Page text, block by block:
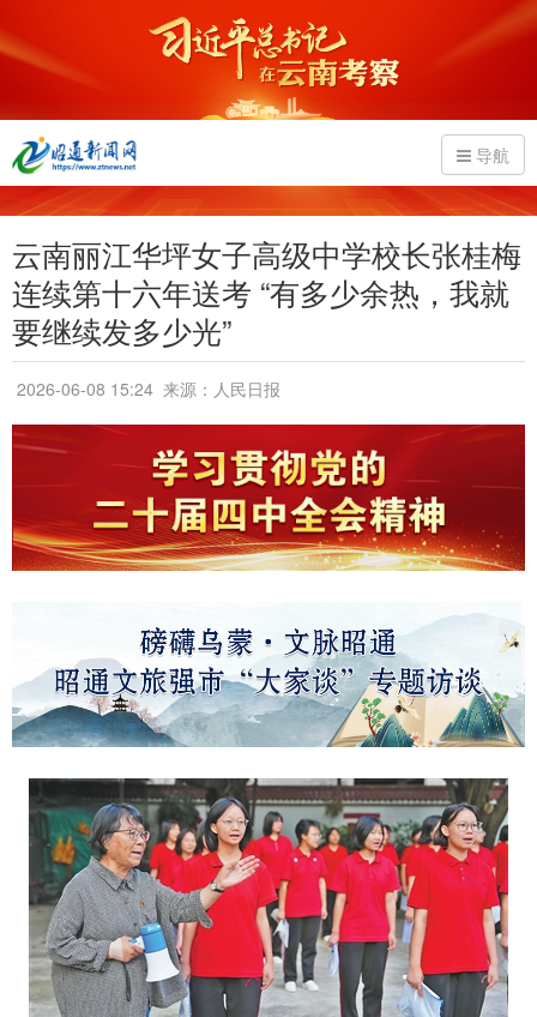
导航
云南丽江华坪女子高级中学校长张桂梅
连续第十六年送考 “有多少余热，我就
要继续发多少光”
2026-06-08 15:24 来源：人民日报